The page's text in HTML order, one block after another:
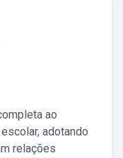
ao
adotando
relações